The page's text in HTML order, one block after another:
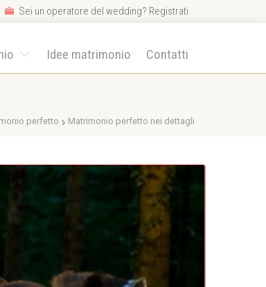
Sei un operatore del wedding? Registrati
Idee matrimonio Contatti
perfetto Matrimonio perfetto nei dettagli